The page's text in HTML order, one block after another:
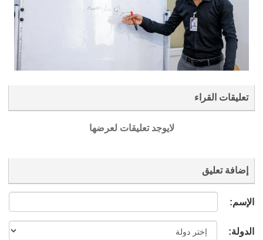
تعليقات القراء
لايوجد تعليقات لعرضها
إضافة تعليق
الإسم:
الدولة: